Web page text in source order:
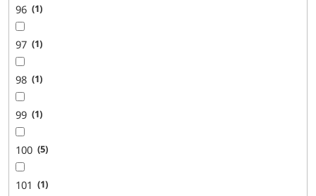
96 1
97 1
98 1
99 1
100 5
101 1